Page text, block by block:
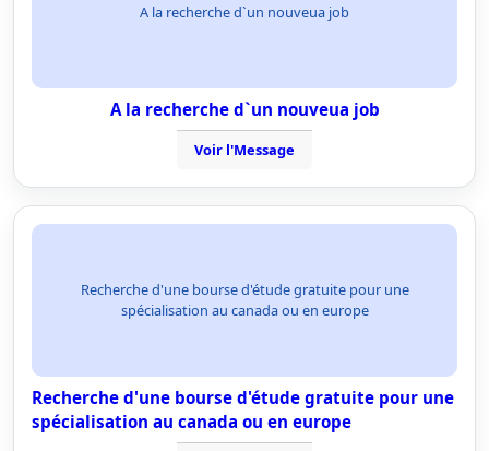
A la recherche d`un nouveua job
A la recherche d`un nouveua job
Voir l'Message
Recherche d'une bourse d'étude gratuite pour une
spécialisation au canada ou en europe
Recherche d'une bourse d'étude gratuite pour une
spécialisation au canada ou en europe